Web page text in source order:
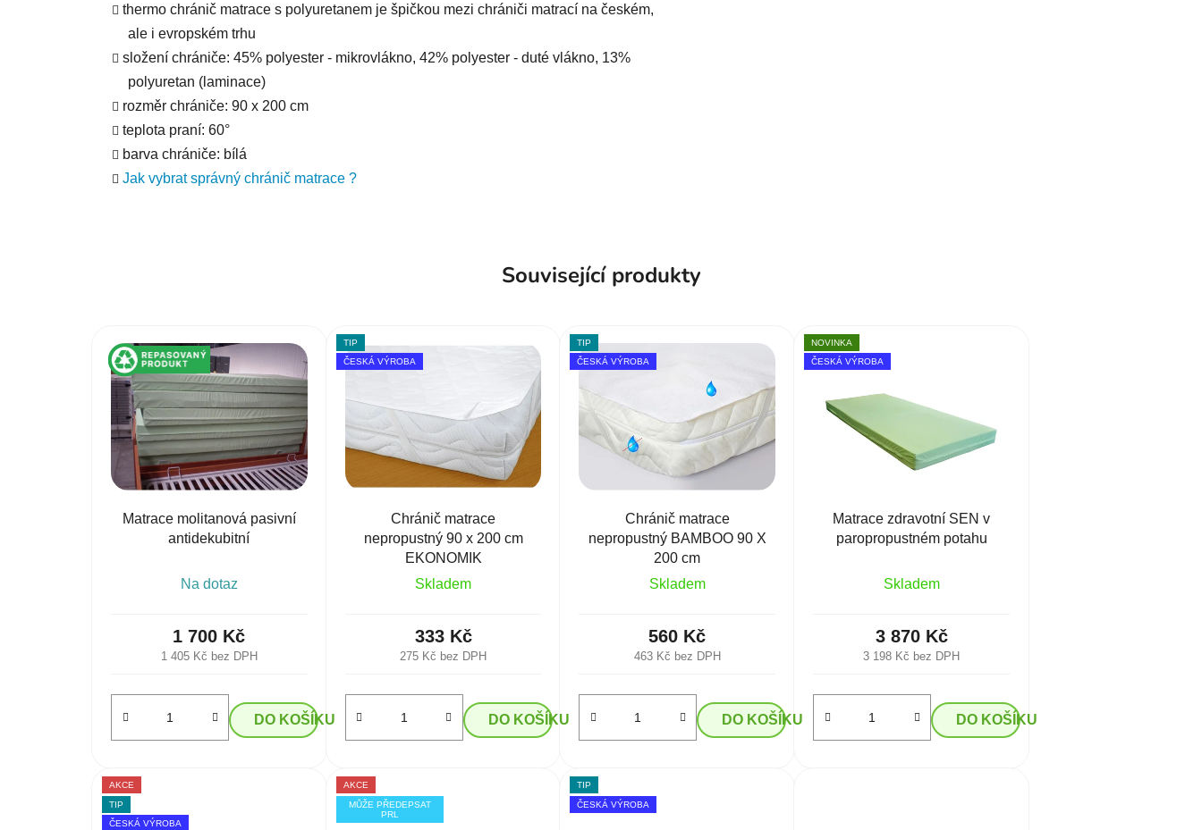
thermo chránič matrace s polyuretanem je špičkou mezi chrániči matrací na českém,
ale i evropském trhu
složení chrániče: 45% polyester - mikrovlákno, 42% polyester - duté vlákno, 13%
polyuretan (laminace)
rozměr chrániče: 90 x 200 cm
teplota praní: 60°
barva chrániče: bílá
Jak vybrat správný chránič matrace ?
Související produkty
Matrace molitanová pasivní
antidekubitní
Na dotaz
1 405 Kč bez DPH
1 700 Kč
DO KOŠÍKU
TIP
ČESKÁ VÝROBA
Chránič matrace
nepropustný 90 x 200 cm
EKONOMIK
Skladem
275 Kč bez DPH
333 Kč
DO KOŠÍKU
TIP
ČESKÁ VÝROBA
Chránič matrace
nepropustný BAMBOO 90 X
200 cm
Skladem
463 Kč bez DPH
560 Kč
DO KOŠÍKU
NOVINKA
ČESKÁ VÝROBA
Matrace zdravotní SEN v
paropropustném potahu
Skladem
3 198 Kč bez DPH
3 870 Kč
DO KOŠÍKU
AKCE
TIP
ČESKÁ VÝROBA
AKCE
MŮŽE PŘEDEPSAT
PRL
TIP
ČESKÁ VÝROBA